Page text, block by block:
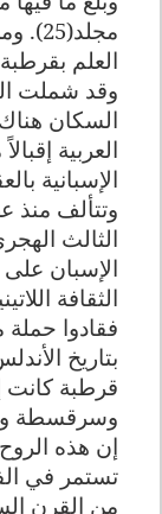
العلم
وقد شملت
السكان
العربية
الإسبانية
وتتألف منذ
الثالث
الإسبان على
الثقافة
فقادوا حملة
قرطبة كانت
وسرقسطة
إن هذه الروح
تستمر في
من القرن